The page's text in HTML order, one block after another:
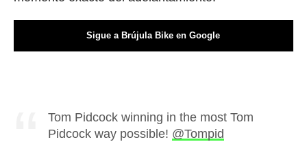
Sigue a Brújula Bike en Google
Tom Pidcock winning in the most Tom
Pidcock way possible! @Tompid